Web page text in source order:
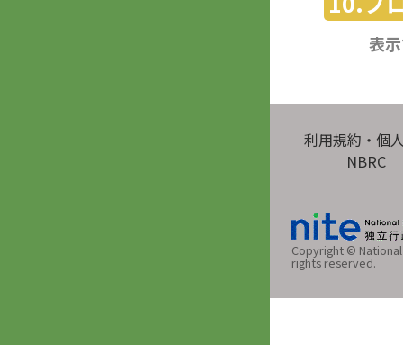
表
利用規約・個
NBRC
Copyright ©
rights reserved.